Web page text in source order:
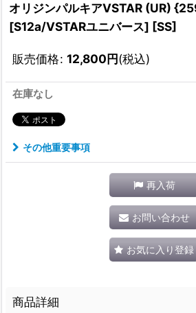
オリジンパルキアVSTAR (UR)
[S12a/VSTARユニバース] [SS]
販売価格: 12,800円(税込)
在庫なし
その他重要事項
再入荷
お問い合わせ
お気に入り登録
商品詳細